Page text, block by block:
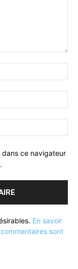
dans ce navigateur
En savoir
sont